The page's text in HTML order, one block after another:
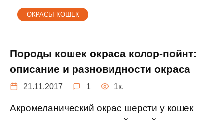
ОКРАСЫ КОШЕК
Породы кошек окраса колор-пойнт:
описание и разновидности окраса
21.11.2017 1 1к.
Акромеланический окрас шерсти у кошек